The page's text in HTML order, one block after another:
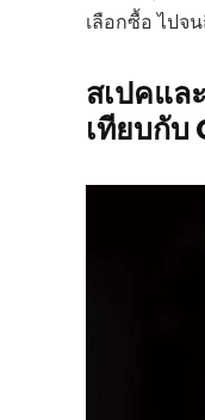
เลือกซื้อ ไปจ
สเปคแ
เทียบกับ